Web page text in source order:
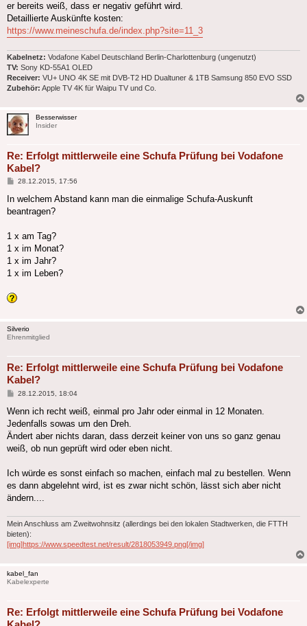
er bereits weiß, dass er negativ geführt wird.
Detaillierte Auskünfte kosten:
https://www.meineschufa.de/index.php?site=11_3
Kabelnetz: Vodafone Kabel Deutschland Berlin-Charlottenburg (ungenutzt)
TV: Sony KD-55A1 OLED
Receiver: VU+ UNO 4K SE mit DVB-T2 HD Dualtuner & 1TB Samsung 850 EVO SSD
Zubehör: Apple TV 4K für Waipu TV und Co.
Besserwisser
Insider
Re: Erfolgt mittlerweile eine Schufa Prüfung bei Vodafone
Kabel?
Beitrag
28.12.2015, 17:56
In welchem Abstand kann man die einmalige Schufa-Auskunft
beantragen?
1 x am Tag?
1 x im Monat?
1 x im Jahr?
1 x im Leben?
Silverio
Ehrenmitglied
Re: Erfolgt mittlerweile eine Schufa Prüfung bei Vodafone
Kabel?
Beitrag
28.12.2015, 18:04
Wenn ich recht weiß, einmal pro Jahr oder einmal in 12 Monaten.
Jedenfalls sowas um den Dreh.
Ändert aber nichts daran, dass derzeit keiner von uns so ganz genau
weiß, ob nun geprüft wird oder eben nicht.
Ich würde es sonst einfach so machen, einfach mal zu bestellen. Wenn
es dann abgelehnt wird, ist es zwar nicht schön, lässt sich aber nicht
ändern....
Mein Anschluss am Zweitwohnsitz (allerdings bei den lokalen Stadtwerken, die FTTH
bieten):
[img]https://www.speedtest.net/result/2818053949.png[/img]
kabel_fan
Kabelexperte
Re: Erfolgt mittlerweile eine Schufa Prüfung bei Vodafone